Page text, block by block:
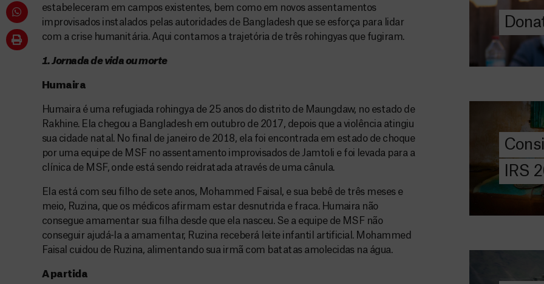
estabeleceram em campos existentes, bem como em novos assentamentos
improvisados instalados pelas autoridades de Bangladesh que se esforça para lidar
com a crise humanitária. Aqui contamos a trajetória de três rohingyas que fugiram.
1. Jornada de vida ou morte
Humaira
Humaira é uma refugiada rohingya de 25 anos do distrito de Maungdaw, no estado de
Rakhine. Ela chegou a Bangladesh em outubro de 2017, depois que a violência atingiu
sua cidade natal. No final de janeiro de 2018, ela foi encontrada em estado de choque
por uma equipe de MSF no assentamento improvisados de Jamtoli e foi levada para a
clínica de MSF, onde está sendo reidratada através de uma cânula.
Ela está com seu filho de sete anos, Mohammed Faisal, e sua bebê de três meses e
meio, Ruzina, que os médicos afirmam estar desnutrida e fraca. Humaira não
consegue amamentar sua filha desde que ela nasceu. Se a equipe de MSF não
conseguir ajudá-la a amamentar, Ruzina receberá leite infantil artificial. Mohammed
Faisal cuidou de Ruzina, alimentando sua irmã com batatas amolecidas na água.
A partida
DOE
AGORA
IRS
Saiba tudo
IRS: o que é,
preencher, e
MSF com o
DOE
AGORA
Angarie
A MSF
chegar